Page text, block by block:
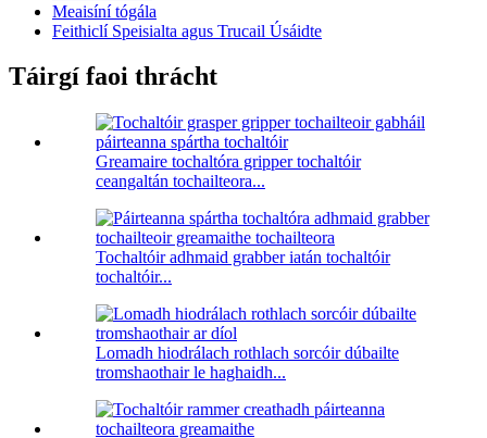
Meaisíní tógála
Feithiclí Speisialta agus Trucail Úsáidte
Táirgí faoi thrácht
Greamaire tochaltóra gripper tochaltóir
ceangaltán tochailteora...
Tochaltóir adhmaid grabber iatán tochaltóir
tochaltóir...
Lomadh hiodrálach rothlach sorcóir dúbailte
tromshaothair le haghaidh...